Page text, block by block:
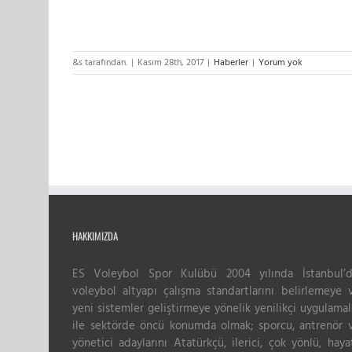
&s tarafından. | Kasım 28th, 2017 | Haberler | Yorum yok
HAKKIMIZDA
ES Voleybol Spor Kulübü 2004 yılında
voleybol altyapı çalışma standartlarını belirlemeye
yeni sistemler geliştirmeye yönelik yenilikçi
ile sektörde öncü konumda olmak; sporcu, antrenör
yönetici adaylarını Atatürkçü, ilerici, çok yönlü,